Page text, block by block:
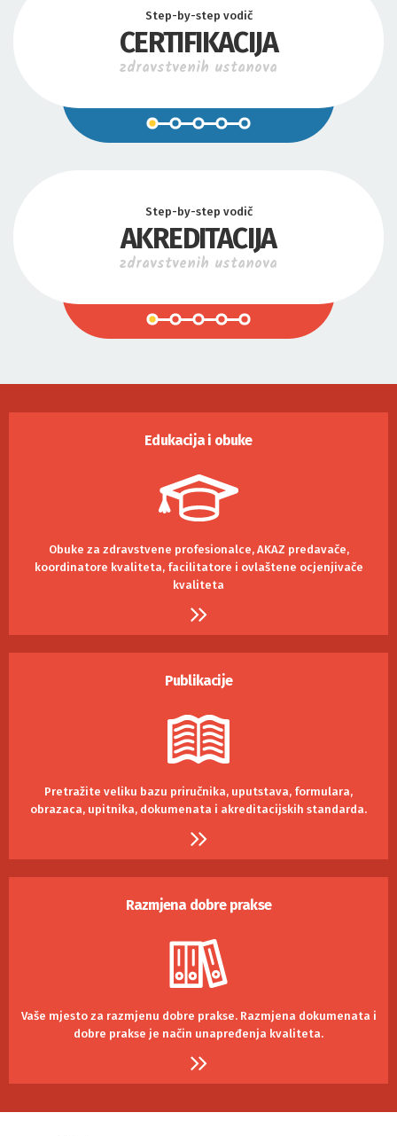
Step-by-step vodič
CERTIFIKACIJA
zdravstvenih ustanova
Step-by-step vodič
AKREDITACIJA
zdravstvenih ustanova
Edukacija i obuke
Obuke za zdravstvene profesionalce, AKAZ predavače,
koordinatore kvaliteta, facilitatore i ovlaštene ocjenjivače
kvaliteta
Publikacije
Pretražite veliku bazu priručnika, uputstava, formulara,
obrazaca, upitnika, dokumenata i akreditacijskih standarda.
Razmjena dobre prakse
Vaše mjesto za razmjenu dobre prakse.Razmjena dokumenata i
dobre prakse je način unapređenja kvaliteta.